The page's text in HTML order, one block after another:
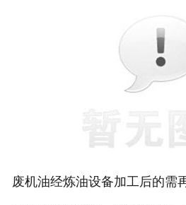
废机油经炼油设备加工后的需